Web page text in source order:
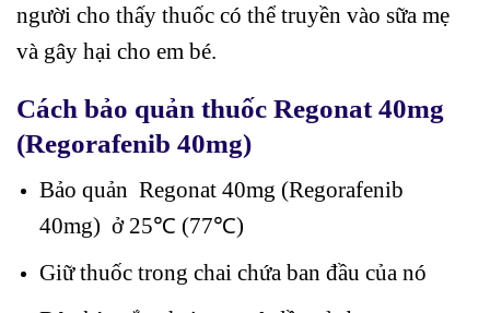
người cho thấy thuốc có thể truyền vào sữa mẹ
và gây hại cho em bé.
Cách bảo quản thuốc Regonat 40mg
(Regorafenib 40mg)
Bảo quản Regonat 40mg (Regorafenib
40mg) ở 25℃ (77℃)
Giữ thuốc trong chai chứa ban đầu của nó